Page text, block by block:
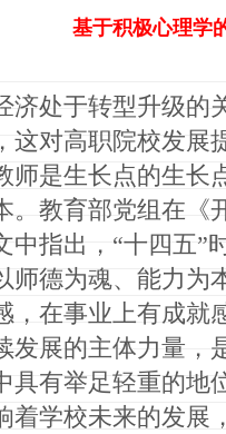
基于积极心理学
济处于转型升级的
这对高职院校发展
师是生长点的生长
。教育部党组在《
中指出，“十四五”
师德为魂、能力为
，在事业上有成就
发展的主体力量，
具有举足轻重的地
着学校未来的发展